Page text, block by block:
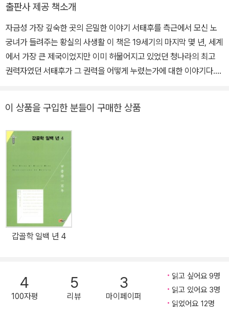
되었다. 진이는 안타깝게도 1992년 지병으로 세상을 떠났다.
서서히 건강을 회복했고, 서로를 존중하고 배려하는 분위기 속에서
이 기록으로 남겨 나중에 책의 토대로 삼았다. 진이는 1950년대 초
에 고전문학에 대한 오랜 연구와 조예를 인정받아 란저우 사범대학에
서 강의를 하기도 했다. 그의 뛰어난 문학적 조예와 비상한 기억력은
1980년대 후반 『자금성』 잡지에 ‘궁녀담왕록宮女談往錄’이란 제
은 1990년대 초반 같은 제목으로 출간되어 순식간에 베스트셀러가
랐다 추락한 노년기를 바로 옆에서 지켜본 산증인이다. 『서태후와 궁
녀들』은 궁을 나온 그녀가 평범한 신분으로 돌아와 지내다가 1940
년대 말 이 책의 저자인 진이·선이링 부부를 만나 당시를 구술하면서
이뤄졌다.
출판사 제공 책소개
자금성 가장 깊숙한 곳의 은밀한 이야기 서태후를 측근에서 모신 노
궁녀가 들려주는 황실의 사생활 이 책은 19세기의 마지막 몇 년, 세계
에서 가장 큰 제국이었지만 이미 허물어지고 있었던 청나라의 최고
권력자였던 서태후가 그 권력을 어떻게 누렸는가에 대한 이야기다.
녀의 이야기를 재구성한 이 책은 우리가 글로 읽기 전에는 절대 상상
할 수 없는 궁중의 비밀스러운 일들을 토해내고 있다. 그것은 곧 화려
함의 극치이며, 인간이 인간을 떠받드는 조심스러움의 극치이고, 궁
던 이름 모를 궁녀와 환관들의 적나라한 실생활이다. 또한 이 책은 서
양의 침략으로 베이징이 함락 위기에 처하자 서태후와 광서제가 시안
으로 급히 피난했던 지난한 과정을 무엇보다 생생히 증언하고 있는
가? 걸작 논픽션이라는 말이 전혀 손색없는 『서태후와 궁녀들』은 “청
황실의 마지막 궁녀가 집적 들려주는”이라는 부제를 달고 있듯이 책
들은 노궁녀의 구술口述을 바탕으로 이 책을 썼다. 그들은 1940년
대 초반에 만났다. 노궁녀는 이미 백발이 성성한 노인이었다. 한족 성
은 ‘허何’이고 짐작컨대 본래의 만주 성은 ‘허서리赫舍里’ 씨다. 궁
이 상품을 구입한 분들이 구매한 상품
갑골학 일백 년 4
4
100자평
5
리뷰
3
마이페이퍼
읽고 싶어요 9명
읽고 있어요 3명
읽었어요 12명